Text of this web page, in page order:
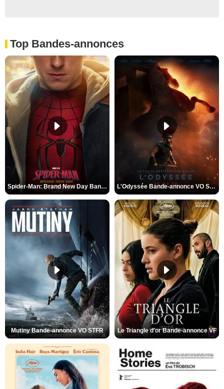
Top Bandes-annonces
Spider-Man: Brand New Day Bande-annonce VO STFR L'Odyssée Bande-annonce VO STFR
Mutiny Bande-annonce VO STFR Le Triangle d'or Bande-annonce VF